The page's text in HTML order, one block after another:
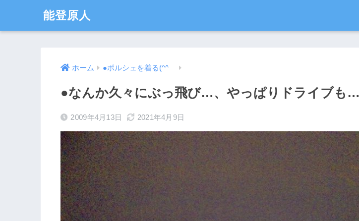
能登原人
ホーム ●ポルシェを着る(^^ゞ
●なんか久々にぶっ飛び…、やっぱりドライブも…
2009年4月13日 2021年4月9日